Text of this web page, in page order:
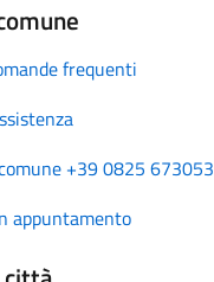
frequenti
+39 0825 673053
appuntamento